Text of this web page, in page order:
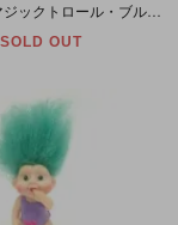
SOLD OUT